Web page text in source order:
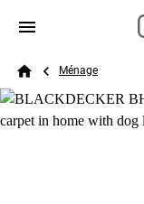
Search
Breadcrumb
Ménage